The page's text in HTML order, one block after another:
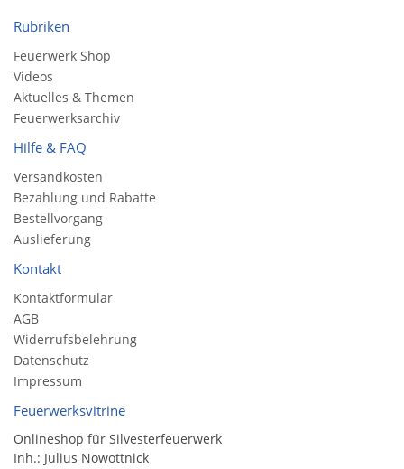
Rubriken
Feuerwerk Shop
Videos
Aktuelles & Themen
Feuerwerksarchiv
Hilfe & FAQ
Versandkosten
Bezahlung und Rabatte
Bestellvorgang
Auslieferung
Kontakt
Kontaktformular
AGB
Widerrufsbelehrung
Datenschutz
Impressum
Feuerwerksvitrine
Onlineshop für Silvesterfeuerwerk
Inh.: Julius Nowottnick